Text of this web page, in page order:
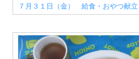
７月３１日（金） 給食・おやつ献立